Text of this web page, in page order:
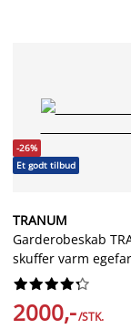
-26%
Et godt tilbud
TRANUM
Garderobeskab
skuffer varm






2000,-/STK.